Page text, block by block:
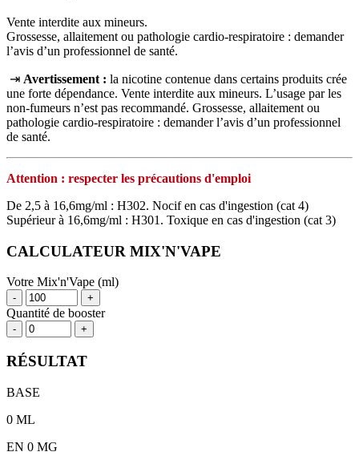
Vente interdite aux mineurs.
Grossesse, allaitement ou pathologie cardio-respiratoire : demander
l’avis d’un professionnel de santé.
⇥ Avertissement : la nicotine contenue dans certains produits crée
une forte dépendance. Vente interdite aux mineurs. L’usage par les
non‑fumeurs n’est pas recommandé. Grossesse, allaitement ou
pathologie cardio‑respiratoire : demander l’avis d’un professionnel
de santé.
Attention : respecter les précautions d'emploi
De 2,5 à 16,6mg/ml : H302. Nocif en cas d'ingestion (cat 4)
Supérieur à 16,6mg/ml : H301. Toxique en cas d'ingestion (cat 3)
CALCULATEUR MIX'N'VAPE
Votre Mix'n'Vape (ml)
- +
Quantité de booster
- +
RÉSULTAT
BASE
0 ML
EN 0 MG